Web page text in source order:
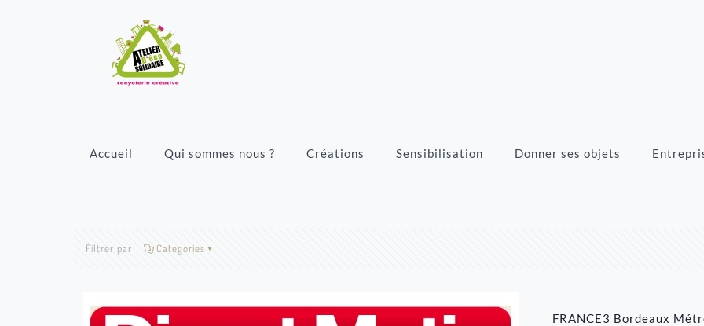
Accueil Qui sommes nous ? Créations Sensibilisation Donner ses objets
Filtrer par Categories
FRANCE3 Bordeaux